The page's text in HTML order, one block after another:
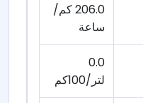
206.0 كم/
ساعة
0.0
لتر/100كم